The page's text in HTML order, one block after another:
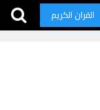
القران الكريم